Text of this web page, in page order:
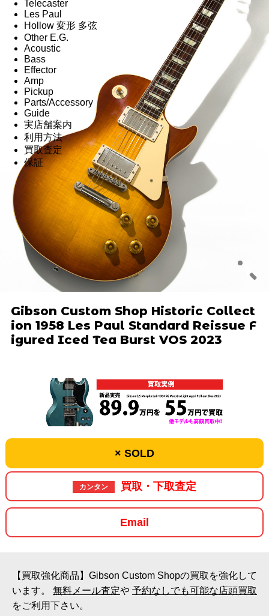
Telecaster
Les Paul
Hollow 変形 多弦
Other E.G.
Acoustic
Bass
Effector
Amp
Pickup
Parts/Accessory
Guide
実店舗案内
利用方法
買取査定
保証
Gibson Custom Shop Historic Collect
ion 1958 Les Paul Standard Reissue F
igured Iced Tea Burst VOS 2023
× SOLD
カンタン 買取・下取査定
Email
【買取強化商品】Gibson Custom Shopの買取を強化して
います。 無料メール査定や 予約なしでも可能な店頭買取
をご利用下さい。